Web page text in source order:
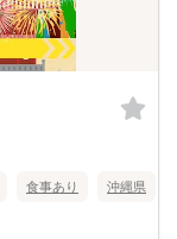
食事あり 沖縄県